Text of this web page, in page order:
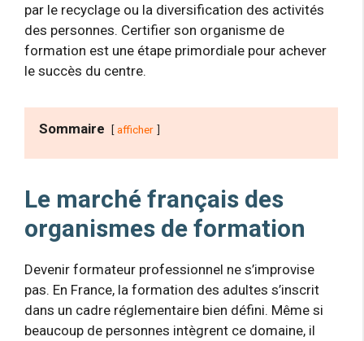
par le recyclage ou la diversification des activités
des personnes. Certifier son organisme de
formation est une étape primordiale pour achever
le succès du centre.
Sommaire afficher
Le marché français des
organismes de formation
Devenir formateur professionnel ne s’improvise
pas. En France, la formation des adultes s’inscrit
dans un cadre réglementaire bien défini. Même si
beaucoup de personnes intègrent ce domaine, il